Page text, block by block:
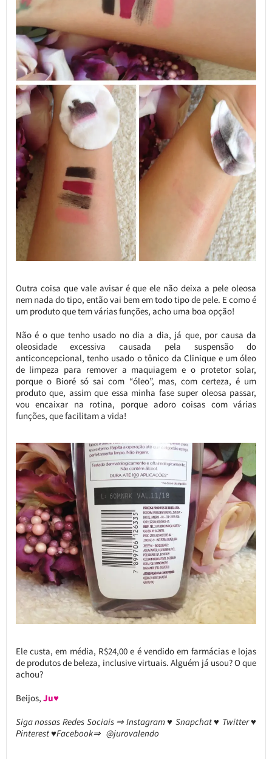
Outra coisa que vale avisar é que ele não deixa a pele oleosa
nem nada do tipo, então vai bem em todo tipo de pele. E como é
um produto que tem várias funções, acho uma boa opção!
Não é o que tenho usado no dia a dia, já que, por causa da
oleosidade excessiva causada pela suspensão do
anticoncepcional, tenho usado o tônico da Clinique e um óleo
de limpeza para remover a maquiagem e o protetor solar,
porque o Bioré só sai com “óleo”, mas, com certeza, é um
produto que, assim que essa minha fase super oleosa passar,
vou encaixar na rotina, porque adoro coisas com várias
funções, que facilitam a vida!
Ele custa, em média, R$24,00 e é vendido em farmácias e lojas
de produtos de beleza, inclusive virtuais. Alguém já usou? O que
achou?
Beijos, Ju♥
Siga nossas Redes Sociais ⇒ Instagram ♥ Snapchat ♥ Twitter ♥
Pinterest ♥Facebook⇒ @jurovalendo